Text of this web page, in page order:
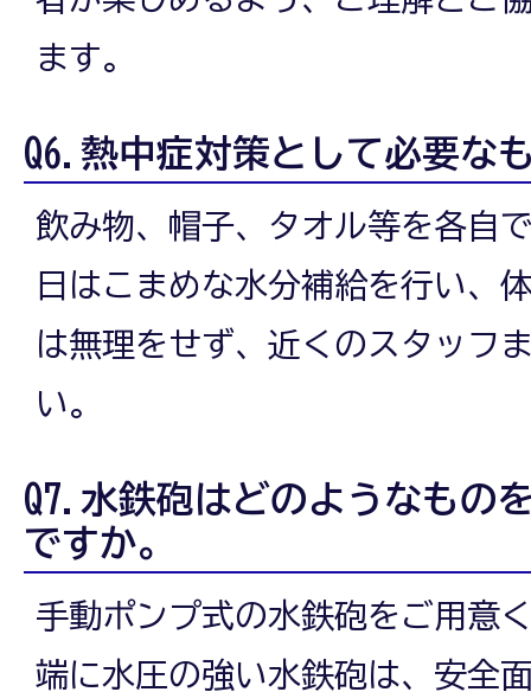
ます。
Q6.熱中症対策として必要な
飲み物、帽子、タオル等を各自
日はこまめな水分補給を行い、
は無理をせず、近くのスタッフ
い。
Q7.水鉄砲はどのようなもの
ですか。
手動ポンプ式の水鉄砲をご用意
端に水圧の強い水鉄砲は、安全